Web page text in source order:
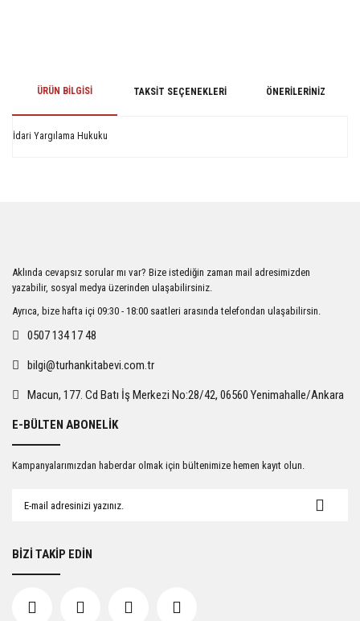
ÜRÜN BILGISI TAKSIT SEÇENEKLERI ÖNERILERINIZ
İdari Yargılama Hukuku
Ürün açıklamasında eksik bilgiler bulunuyor.
Ürün bilgilerinde hatalar bulunuyor.
Ürün fiyatı diğer sitelerden daha pahalı.
Gönder
Aklında cevapsız sorular mı var? Bize istediğin zaman mail adresimizden
yazabilir, sosyal medya üzerinden ulaşabilirsiniz.
Ayrıca, bize hafta içi 09:30 - 18:00 saatleri arasında telefondan ulaşabilirsin.
0507 134 17 48
bilgi@turhankitabevi.com.tr
Macun, 177. Cd Batı İş Merkezi No:28/42, 06560 Yenimahalle/Ankara
E-BÜLTEN ABONELİK
Kampanyalarımızdan haberdar olmak için bültenimize hemen kayıt olun.
BİZİ TAKİP EDİN